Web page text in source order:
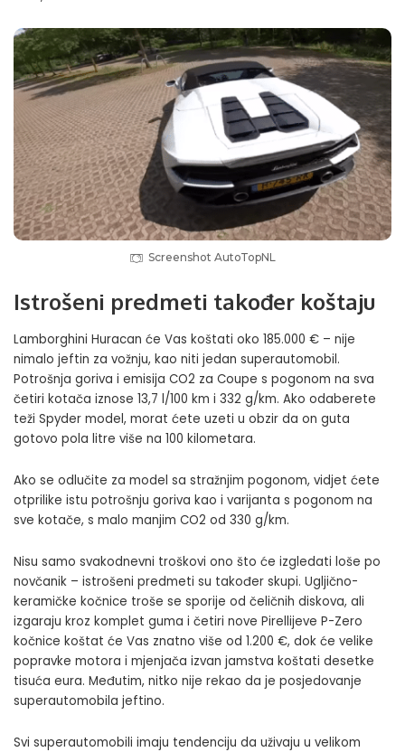
Screenshot AutoTopNL
Istrošeni predmeti također koštaju
Lamborghini Huracan će Vas koštati oko 185.000 € – nije
nimalo jeftin za vožnju, kao niti jedan superautomobil.
Potrošnja goriva i emisija CO2 za Coupe s pogonom na sva
četiri kotača iznose 13,7 l/100 km i 332 g/km. Ako odaberete
teži Spyder model, morat ćete uzeti u obzir da on guta
gotovo pola litre više na 100 kilometara.
Ako se odlučite za model sa stražnjim pogonom, vidjet ćete
otprilike istu potrošnju goriva kao i varijanta s pogonom na
sve kotače, s malo manjim CO2 od 330 g/km.
Nisu samo svakodnevni troškovi ono što će izgledati loše po
novčanik – istrošeni predmeti su također skupi. Ugljično-
keramičke kočnice troše se sporije od čeličnih diskova, ali
izgaraju kroz komplet guma i četiri nove Pirellijeve P-Zero
kočnice koštat će Vas znatno više od 1.200 €, dok će velike
popravke motora i mjenjača izvan jamstva koštati desetke
tisuća eura. Međutim, nitko nije rekao da je posjedovanje
superautomobila jeftino.
Svi superautomobili imaju tendenciju da uživaju u velikom